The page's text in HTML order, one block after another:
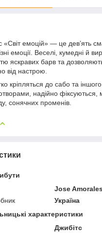
«Світ емоцій» — це дев’ять
емоції. Веселі, кумедні й
яскравих барв та
від настрою.
кріпляться до сабо та іншого
надійно фіксуються,
сонячних променів.
Jose Amorales
Україна
характеристики
Джибітс